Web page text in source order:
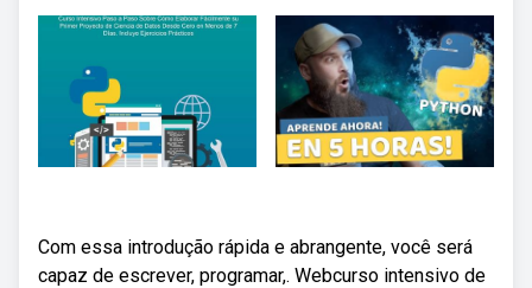
Com essa introdução rápida e abrangente, você será
capaz de escrever, programar,. Webcurso intensivo de